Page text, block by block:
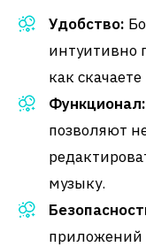
Удобство:
интуитивно
как
Функционал:
позволяют
музыку.
приложений